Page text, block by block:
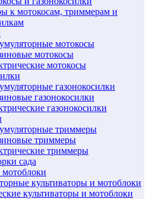
к мотокосам, триммерам и
мотокосы
мотокосы
мотокосы
газонокосилки
газонокосилки
газонокосилки
триммеры
триммеры
триммеры
сада
культиваторы и мотоблоки
культиваторы и мотоблоки